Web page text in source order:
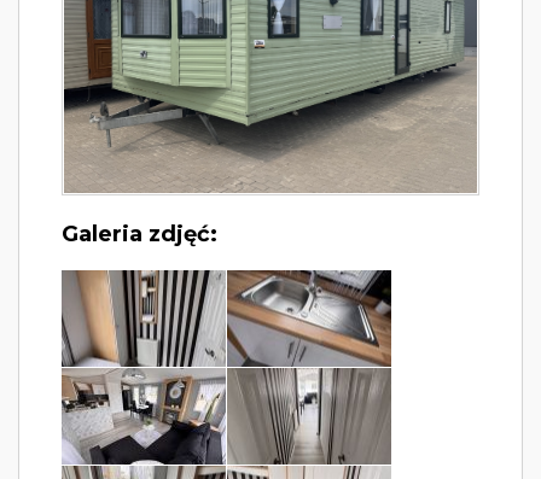
Galeria zdjęć: